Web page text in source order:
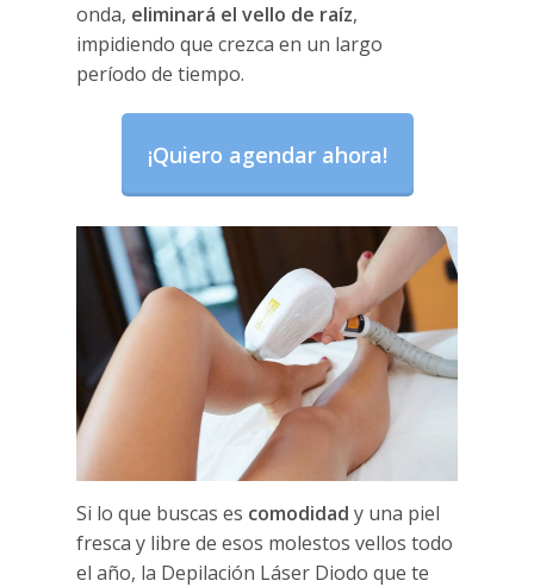
onda, eliminará el vello de raíz,
impidiendo que crezca en un largo
período de tiempo.
¡Quiero agendar ahora!
Si lo que buscas es comodidad y una piel
fresca y libre de esos molestos vellos todo
el año, la Depilación Láser Diodo que te